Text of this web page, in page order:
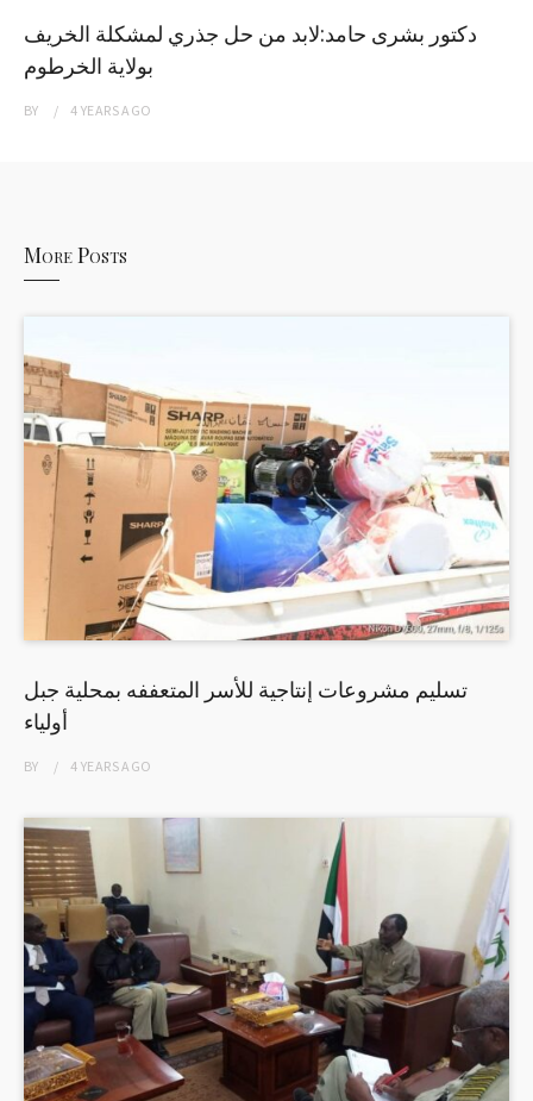
دكتور بشرى حامد:لابد من حل جذري لمشكلة الخريف
بولاية الخرطوم
BY 4 YEARSAGO
More Posts
تسليم مشروعات إنتاجية للأسر المتعففه بمحلية جبل
أولياء
BY 4 YEARSAGO